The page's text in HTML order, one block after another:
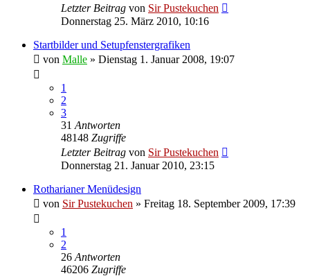
Letzter Beitrag von Sir Pustekuchen
Donnerstag 25. März 2010, 10:16
Startbilder und Setupfenstergrafiken
von Malle » Dienstag 1. Januar 2008, 19:07
1
2
3
31 Antworten
48148 Zugriffe
Letzter Beitrag von Sir Pustekuchen
Donnerstag 21. Januar 2010, 23:15
Rotharianer Menüdesign
von Sir Pustekuchen » Freitag 18. September 2009, 17:39
1
2
26 Antworten
46206 Zugriffe